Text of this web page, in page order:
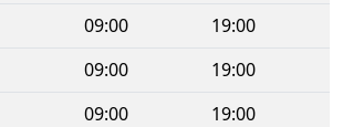
09:00
19:00
09:00
19:00
09:00
19:00